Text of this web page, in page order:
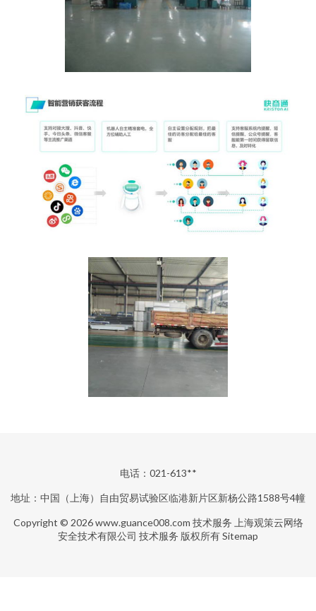
电话：021-613**
地址：中国（上海）自由贸易试验区临港新片区新杨公路1588号4幢
Copyright © 2026www.guance008.com 技术服务 上海观策云网络
安全技术有限公司 技术服务 版权所有Sitemap